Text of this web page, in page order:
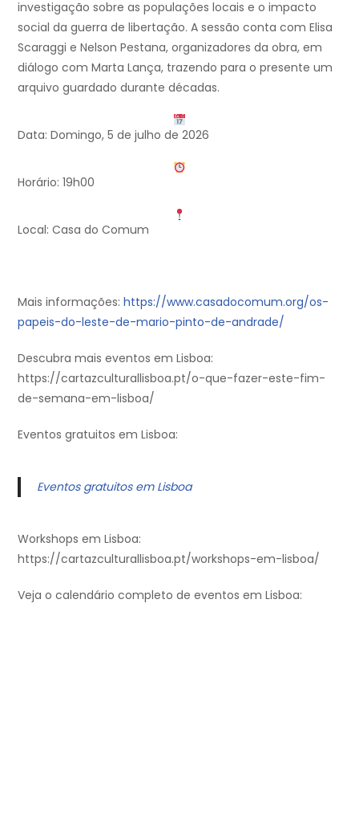
investigação sobre as populações locais e o impacto
social da guerra de libertação. A sessão conta com Elisa
Scaraggi e Nelson Pestana, organizadores da obra, em
diálogo com Marta Lança, trazendo para o presente um
arquivo guardado durante décadas.
Data: Domingo, 5 de julho de 2026
Horário: 19h00
Local: Casa do Comum
Mais informações: https://www.casadocomum.org/os-
papeis-do-leste-de-mario-pinto-de-andrade/
Descubra mais eventos em Lisboa:
https://cartazculturallisboa.pt/o-que-fazer-este-fim-
de-semana-em-lisboa/
Eventos gratuitos em Lisboa:
Eventos gratuitos em Lisboa
Workshops em Lisboa:
https://cartazculturallisboa.pt/workshops-em-lisboa/
Veja o calendário completo de eventos em Lisboa: